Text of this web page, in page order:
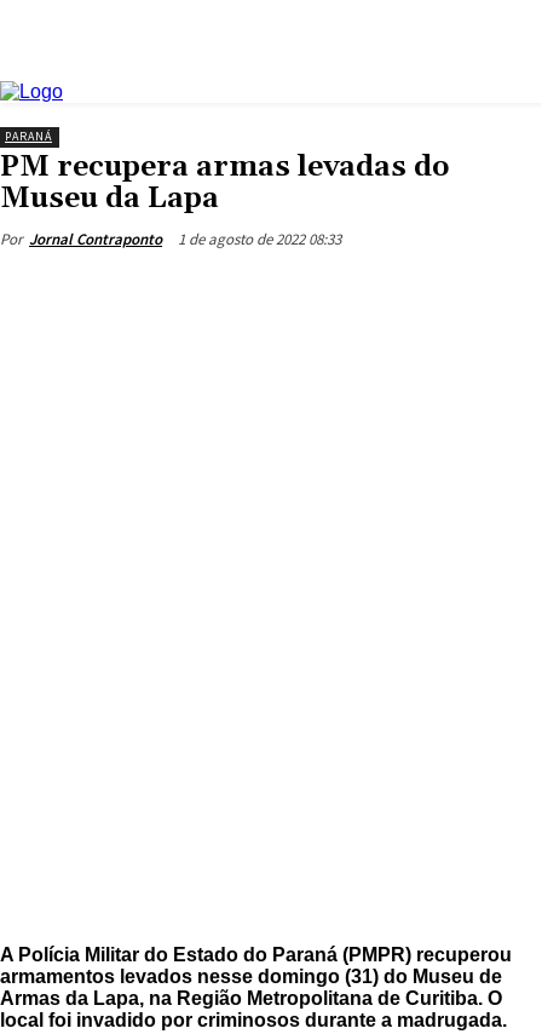
PARANÁ
PM recupera armas levadas do
Museu da Lapa
Por Jornal Contraponto 1 de agosto de 2022 08:33
A Polícia Militar do Estado do Paraná (PMPR) recuperou
armamentos levados nesse domingo (31) do Museu de
Armas da Lapa, na Região Metropolitana de Curitiba. O
local foi invadido por criminosos durante a madrugada.